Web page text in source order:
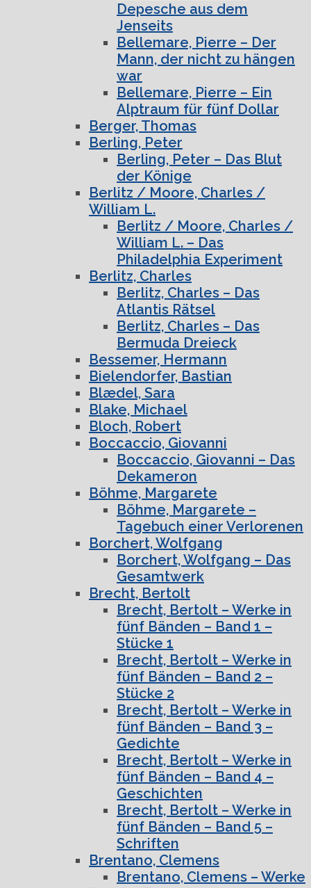
Depesche aus dem
Jenseits
Bellemare, Pierre – Der
Mann, der nicht zu hängen
war
Bellemare, Pierre – Ein
Alptraum für fünf Dollar
Berger, Thomas
Berling, Peter
Berling, Peter – Das Blut
der Könige
Berlitz / Moore, Charles /
William L.
Berlitz / Moore, Charles /
William L. – Das
Philadelphia Experiment
Berlitz, Charles
Berlitz, Charles – Das
Atlantis Rätsel
Berlitz, Charles – Das
Bermuda Dreieck
Bessemer, Hermann
Bielendorfer, Bastian
Blædel, Sara
Blake, Michael
Bloch, Robert
Boccaccio, Giovanni
Boccaccio, Giovanni – Das
Dekameron
Böhme, Margarete
Böhme, Margarete –
Tagebuch einer Verlorenen
Borchert, Wolfgang
Borchert, Wolfgang – Das
Gesamtwerk
Brecht, Bertolt
Brecht, Bertolt – Werke in
fünf Bänden – Band 1 –
Stücke 1
Brecht, Bertolt – Werke in
fünf Bänden – Band 2 –
Stücke 2
Brecht, Bertolt – Werke in
fünf Bänden – Band 3 –
Gedichte
Brecht, Bertolt – Werke in
fünf Bänden – Band 4 –
Geschichten
Brecht, Bertolt – Werke in
fünf Bänden – Band 5 –
Schriften
Brentano, Clemens
Brentano, Clemens – Werke